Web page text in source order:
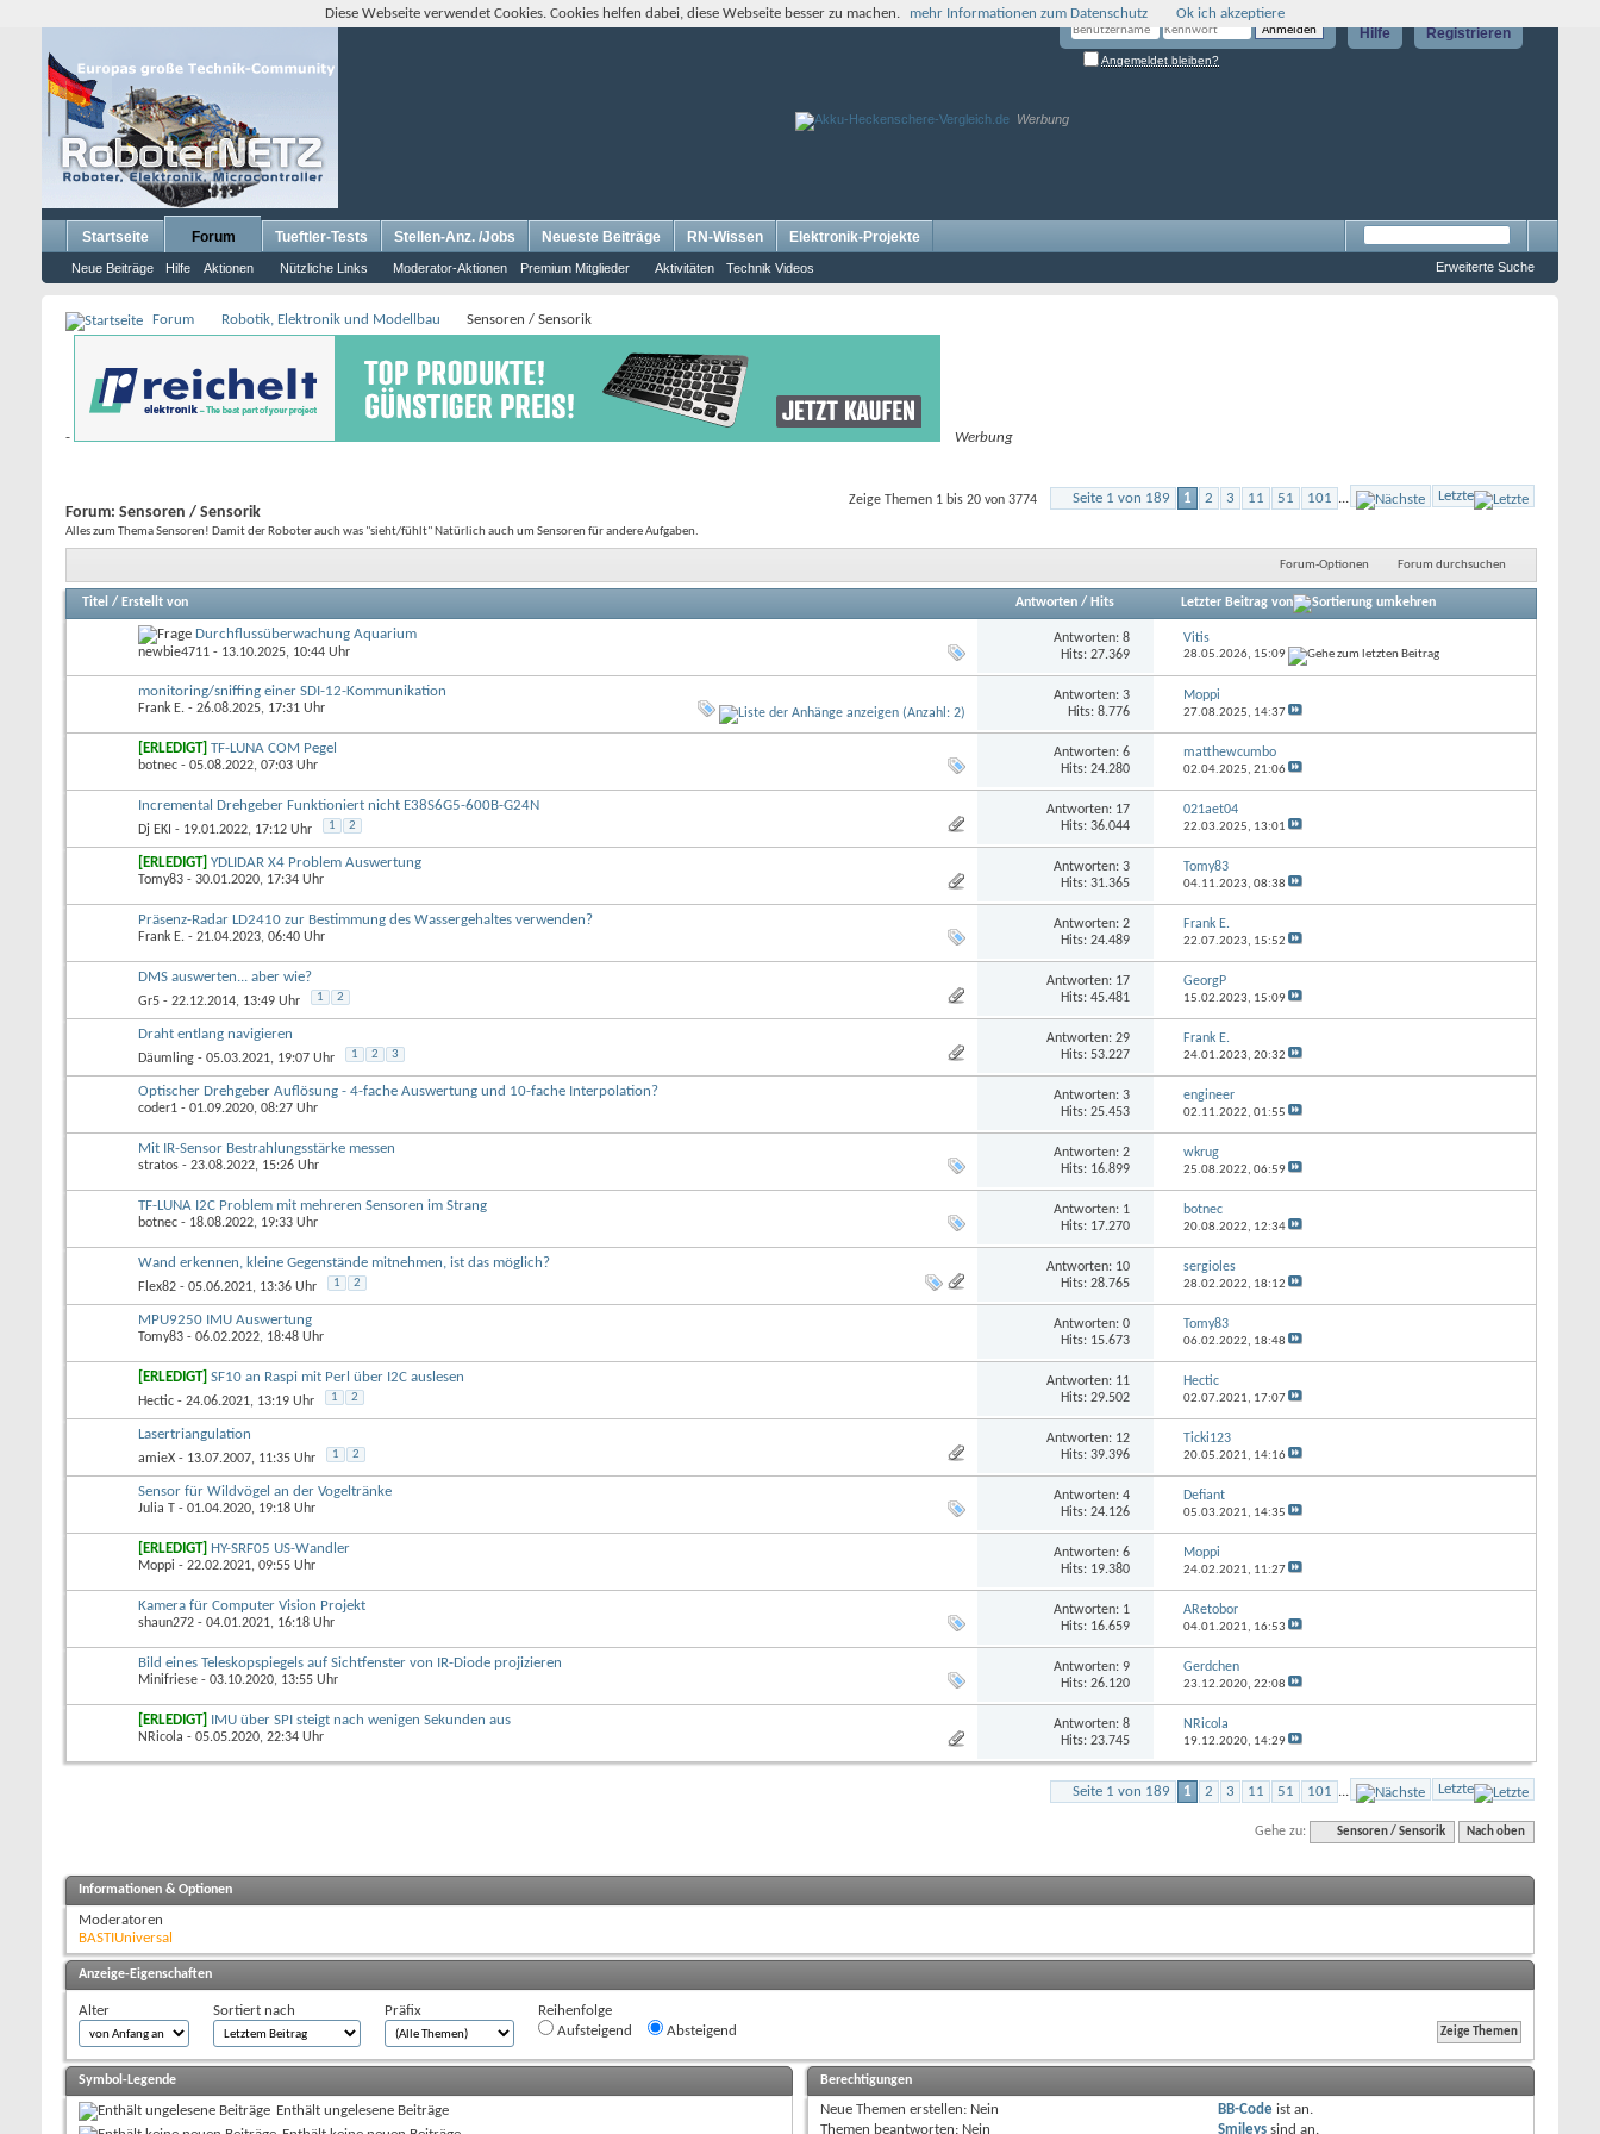
Registrieren
Hilfe
Angemeldet bleiben?
Werbung
Startseite Forum
Neue Beiträge Hilfe Aktionen Nützliche Links Moderator-Aktionen Premium Mitglieder Aktivitäten Technik Videos
Tueftler-Tests Stellen-Anz. /Jobs Neueste Beiträge RN-Wissen Elektronik-Projekte
Erweiterte Suche
Forum Robotik, Elektronik und Modellbau Sensoren / Sensorik
- Werbung
Seite 1 von 189 1 2 3 11 51 101 ... Letzte
Zeige Themen 1 bis 20 von 3774
Forum: Sensoren / Sensorik
Alles zum Thema Sensoren! Damit der Roboter auch was "sieht/fühlt" Natürlich auch um Sensoren für andere Aufgaben.
Forum-Optionen Forum durchsuchen
Titel / Erstellt von Antworten/ Hits Letzter Beitrag von
Durchflussüberwachung Aquarium
newbie4711 - 13.10.2025, 10:44 Uhr
Antworten: 8
Hits: 27.369
Vitis
28.05.2026, 15:09
monitoring/sniffing einer SDI-12-Kommunikation
Frank E. - 26.08.2025, 17:31 Uhr
Antworten: 3
Hits: 8.776
Moppi
27.08.2025, 14:37
[ERLEDIGT] TF-LUNA COM Pegel
botnec - 05.08.2022, 07:03 Uhr
Antworten: 6
Hits: 24.280
matthewcumbo
02.04.2025, 21:06
Incremental Drehgeber Funktioniert nicht E38S6G5-600B-G24N
Dj EKI - 19.01.2022, 17:12 Uhr 1 2
Antworten: 17
Hits: 36.044
021aet04
22.03.2025, 13:01
[ERLEDIGT] YDLIDAR X4 Problem Auswertung
Tomy83 - 30.01.2020, 17:34 Uhr
Antworten: 3
Hits: 31.365
Tomy83
04.11.2023, 08:38
Präsenz-Radar LD2410 zur Bestimmung des Wassergehaltes verwenden?
Frank E. - 21.04.2023, 06:40 Uhr
Antworten: 2
Hits: 24.489
Frank E.
22.07.2023, 15:52
DMS auswerten... aber wie?
Gr5 - 22.12.2014, 13:49 Uhr 1 2
Antworten: 17
Hits: 45.481
GeorgP
15.02.2023, 15:09
Draht entlang navigieren
Däumling - 05.03.2021, 19:07 Uhr 1 2 3
Antworten: 29
Hits: 53.227
Frank E.
24.01.2023, 20:32
Optischer Drehgeber Auflösung - 4-fache Auswertung und 10-fache Interpolation?
coder1 - 01.09.2020, 08:27 Uhr
Antworten: 3
Hits: 25.453
engineer
02.11.2022, 01:55
Mit IR-Sensor Bestrahlungsstärke messen
stratos - 23.08.2022, 15:26 Uhr
Antworten: 2
Hits: 16.899
wkrug
25.08.2022, 06:59
TF-LUNA I2C Problem mit mehreren Sensoren im Strang
botnec - 18.08.2022, 19:33 Uhr
Antworten: 1
Hits: 17.270
botnec
20.08.2022, 12:34
Wand erkennen, kleine Gegenstände mitnehmen, ist das möglich?
Flex82 - 05.06.2021, 13:36 Uhr 1 2
Antworten: 10
Hits: 28.765
sergioles
28.02.2022, 18:12
MPU9250 IMU Auswertung
Tomy83 - 06.02.2022, 18:48 Uhr
Antworten: 0
Hits: 15.673
Tomy83
06.02.2022, 18:48
[ERLEDIGT] SF10 an Raspi mit Perl über I2C auslesen
Hectic - 24.06.2021, 13:19 Uhr 1 2
Antworten: 11
Hits: 29.502
Hectic
02.07.2021, 17:07
Lasertriangulation
amieX - 13.07.2007, 11:35 Uhr 1 2
Antworten: 12
Hits: 39.396
Ticki123
20.05.2021, 14:16
Sensor für Wildvögel an der Vogeltränke
Julia T - 01.04.2020, 19:18 Uhr
Antworten: 4
Hits: 24.126
Defiant
05.03.2021, 14:35
[ERLEDIGT] HY-SRF05 US-Wandler
Moppi - 22.02.2021, 09:55 Uhr
Antworten: 6
Hits: 19.380
Moppi
24.02.2021, 11:27
Kamera für Computer Vision Projekt
shaun272 - 04.01.2021, 16:18 Uhr
Antworten: 1
Hits: 16.659
ARetobor
04.01.2021, 16:53
Bild eines Teleskopspiegels auf Sichtfenster von IR-Diode projizieren
Minifriese - 03.10.2020, 13:55 Uhr
Antworten: 9
Hits: 26.120
Gerdchen
23.12.2020, 22:08
[ERLEDIGT] IMU über SPI steigt nach wenigen Sekunden aus
NRicola - 05.05.2020, 22:34 Uhr
Antworten: 8
Hits: 23.745
NRicola
19.12.2020, 14:29
Seite 1 von 189 1 2 3 11 51 101 ... Letzte
Gehe zu: Sensoren / Sensorik Nach oben
Informationen & Optionen
Moderatoren
BASTIUniversal
Anzeige-Eigenschaften
Alter Sortiert nach Präfix
Reihenfolge
Aufsteigend
Absteigend
Symbol-Legende
Enthält ungelesene Beiträge
Berechtigungen
Neue Themen erstellen: Nein
Themen beantworten: Nein
BB-Code istan.
Smileys sindan.
Diese Webseite verwendet Cookies. Cookies helfen dabei, diese Webseite besser zu machen. mehr Informationen zum Datenschutz Ok ich akzeptiere